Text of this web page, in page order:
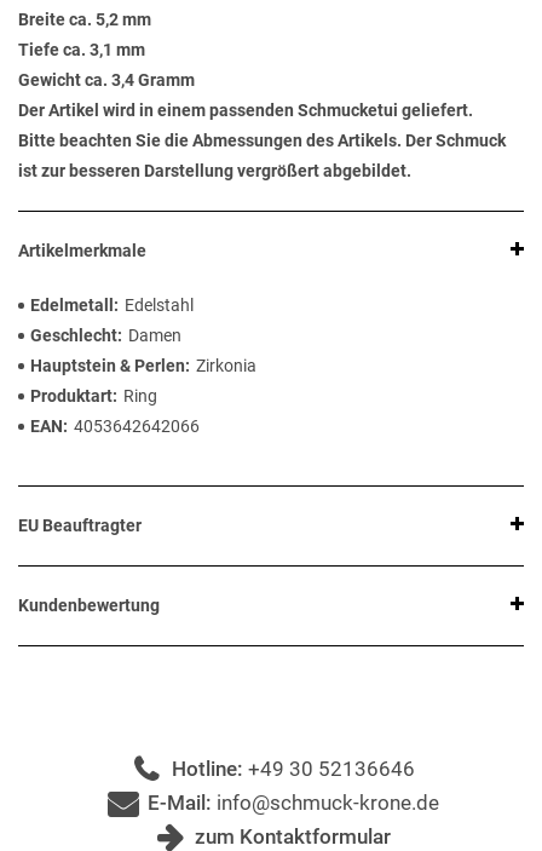
Breite ca. 5,2 mm
Tiefe ca. 3,1 mm
Gewicht ca. 3,4 Gramm
Der Artikel wird in einem passenden Schmucketui geliefert.
Bitte beachten Sie die Abmessungen des Artikels. Der Schmuck
ist zur besseren Darstellung vergrößert abgebildet.
Artikelmerkmale
Edelmetall
Edelstahl
Geschlecht
Damen
Hauptstein & Perlen
Zirkonia
Produktart
Ring
EAN
4053642642066
EU Beauftragter
Kundenbewertung
Hotline: +49 30 52136646
E-Mail: info@schmuck-krone.de
zum Kontaktformular